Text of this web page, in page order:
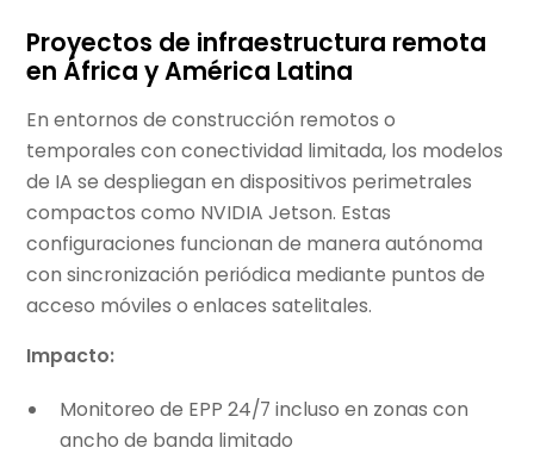
Proyectos de infraestructura remota
en África y América Latina
En entornos de construcción remotos o
temporales con conectividad limitada, los modelos
de IA se despliegan en dispositivos perimetrales
compactos como NVIDIA Jetson. Estas
configuraciones funcionan de manera autónoma
con sincronización periódica mediante puntos de
acceso móviles o enlaces satelitales.
Impacto:
Monitoreo de EPP 24/7 incluso en zonas con
ancho de banda limitado